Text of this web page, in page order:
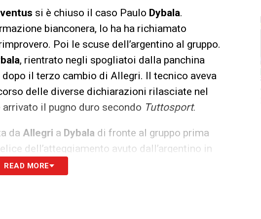
si è chiuso il caso Paulo Dybala.
bianconera, lo ha ha richiamato
Poi le scuse dell’argentino al gruppo.
, rientrato negli spogliatoi dalla panchina
il terzo cambio di Allegri. Il tecnico aveva
delle diverse dichiarazioni rilasciate nel
il pugno duro secondo Tuttosport.
da Allegri a Dybala di fronte al gruppo prima
dell’atteggiamento avuto dall’argentino in
Continassa
READ MORE